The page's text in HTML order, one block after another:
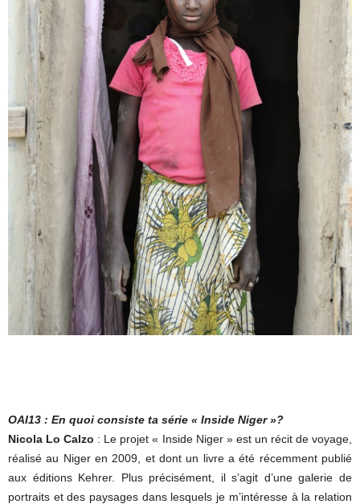
OAI13 : En quoi consiste ta série « Inside Niger »?
Nicola Lo Calzo : Le projet « Inside Niger » est un récit de voyage,
réalisé au Niger en 2009, et dont un livre a été récemment publié
aux éditions Kehrer. Plus précisément, il s’agit d’une galerie de
portraits et des paysages dans lesquels je m’intéresse à la relation